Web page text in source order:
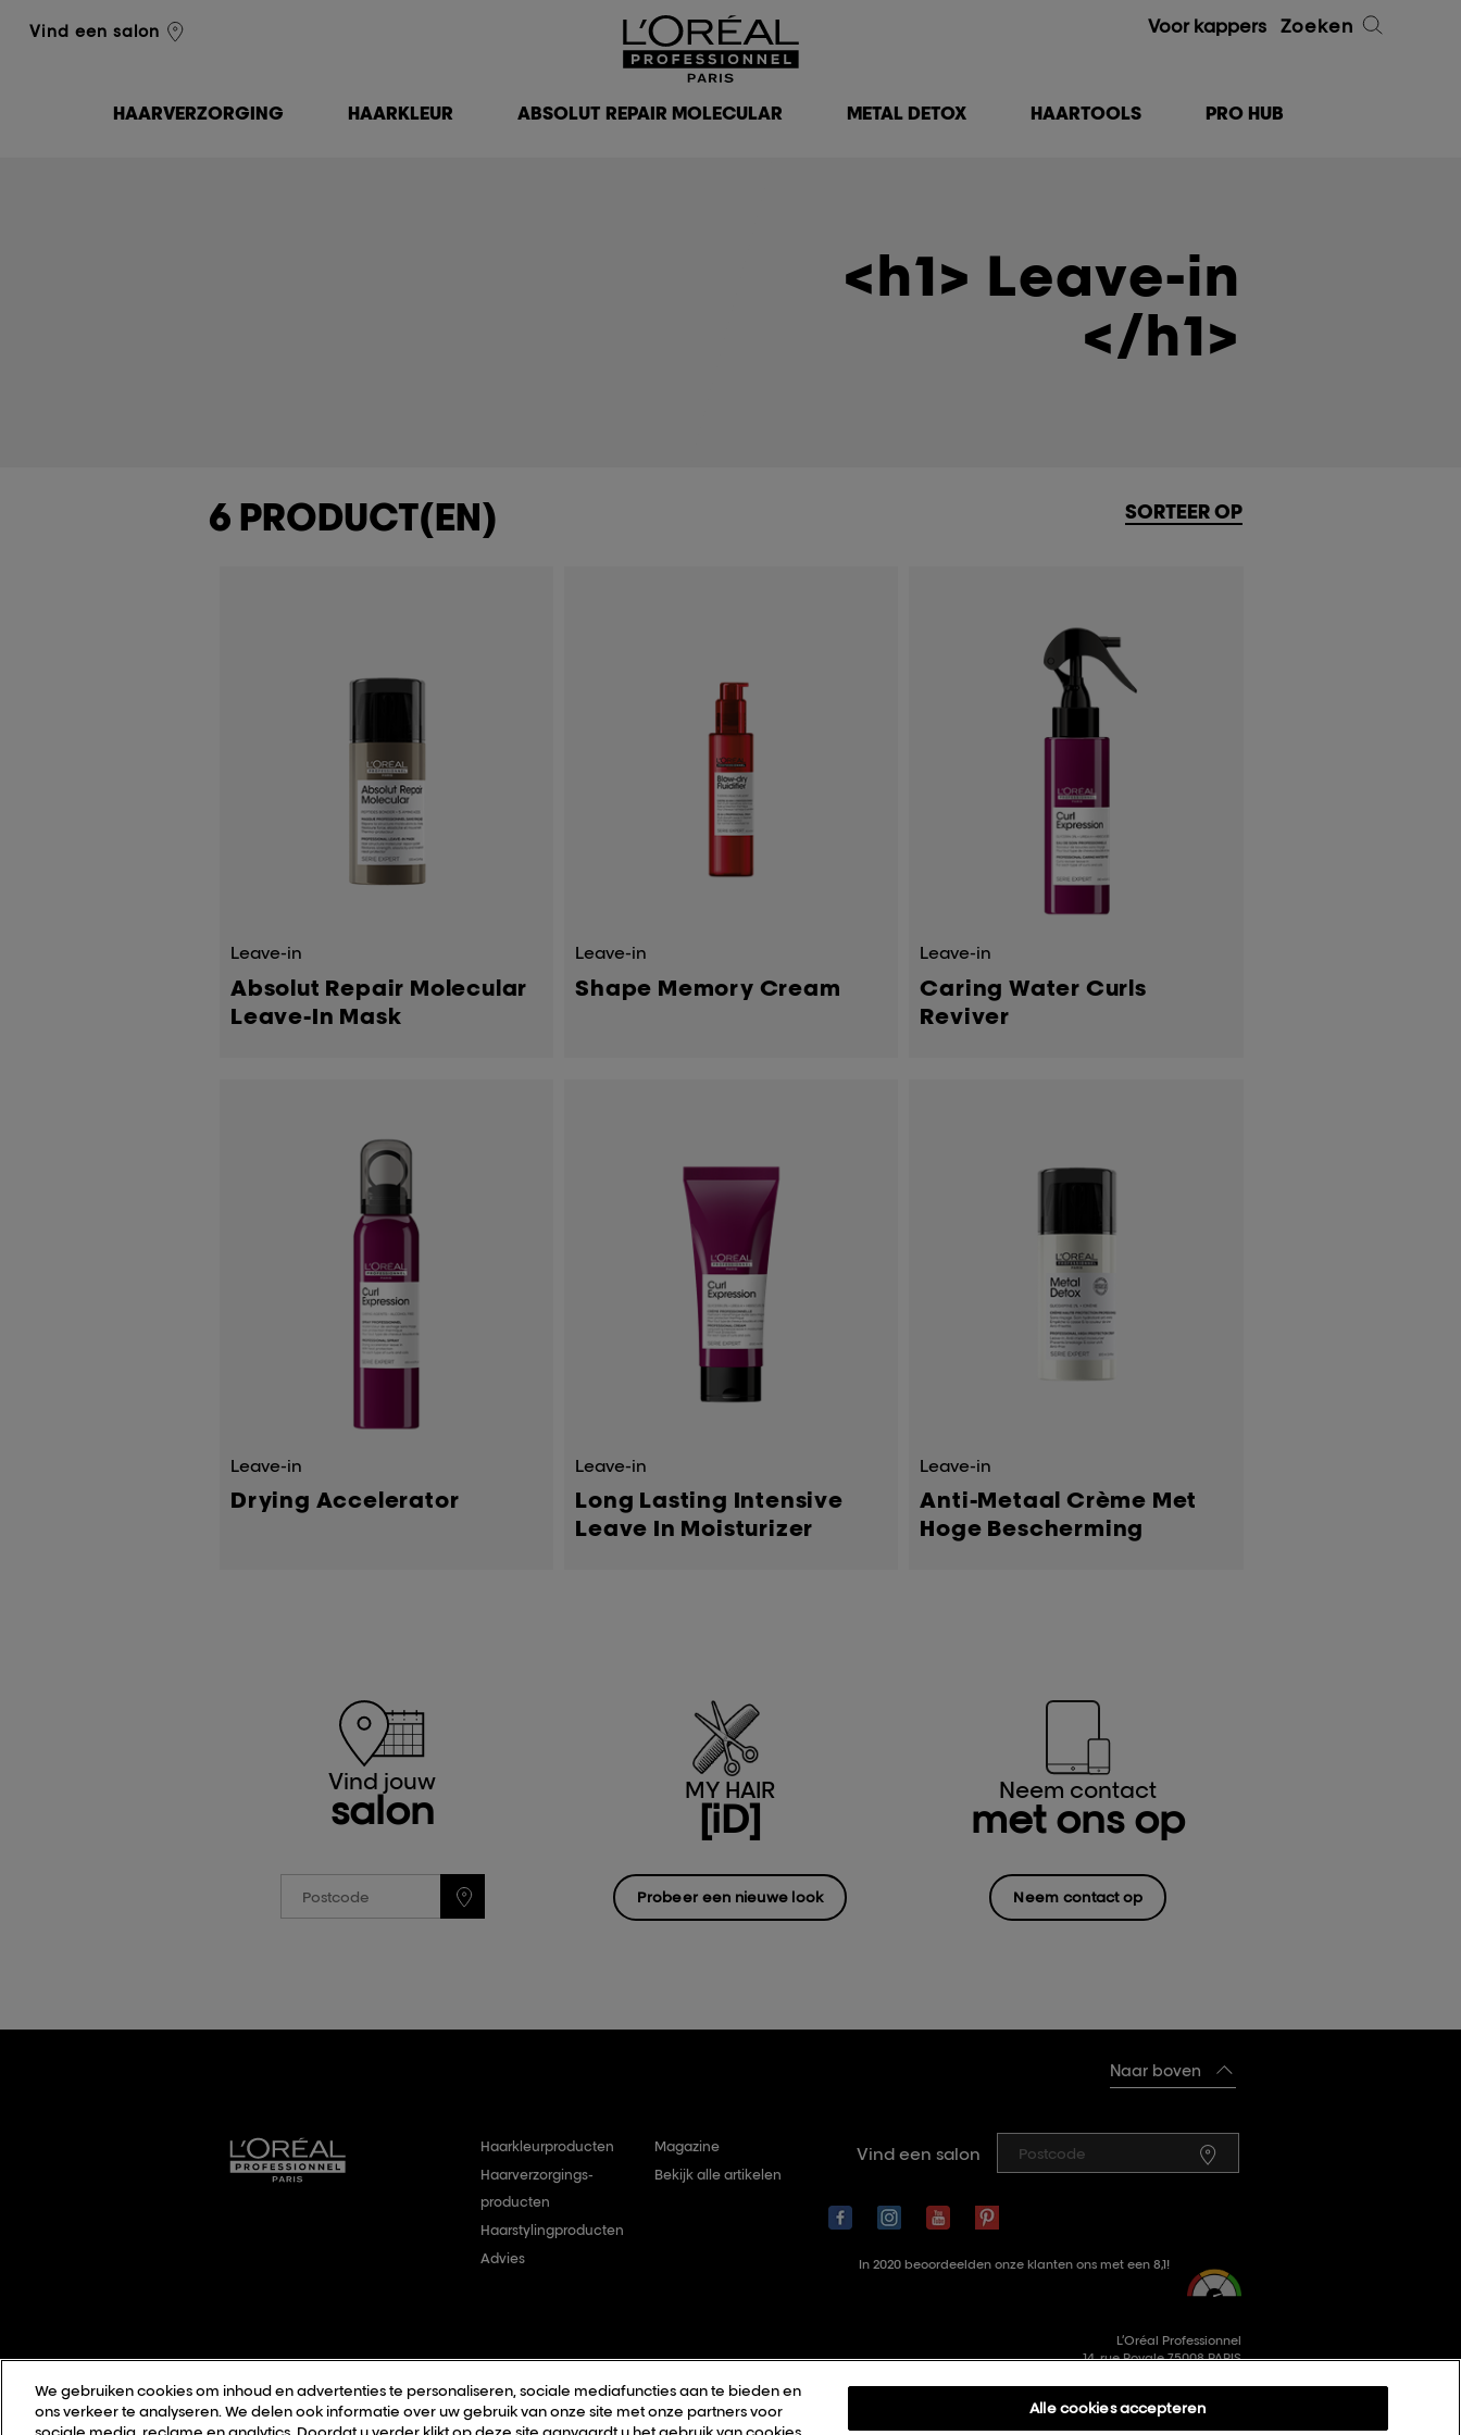
Vind een salon
L'Oréal Professionnel Voor kappers Zoeken
HAARVERZORGING HAARKLEUR ABSOLUT REPAIR MOLECULAR METAL DETOX HAARTOOLS PRO HUB
<h1> Leave-in
</h1>
6 PRODUCT(EN) SORTEER OP
Leave-in
Absolut Repair Molecular
Leave-In Mask
Leave-in
Shape Memory Cream
Leave-in
Caring Water Curls
Reviver
Leave-in
Drying Accelerator
Leave-in
Long Lasting Intensive
Leave In Moisturizer
Leave-in
Anti-Metaal Crème Met
Hoge Bescherming
Vind jouw
salon MY HAIR
[iD]
Probeer een nieuwe look
Neem contact
met ons op
Neem contact op
Haarkleurproducten
Haarverzorgings-
producten
Haarstylingproducten
Advies
Magazine
Bekijk alle artikelen
Vind een salon
In 2020 beoordeelden onze klanten ons met een 8,1!
L’Oréal Professionnel
14, rue Royale 75008 PARIS
Naar boven
We gebruiken cookies om inhoud en advertenties te personaliseren, sociale mediafuncties aan te bieden en
ons verkeer te analyseren. We delen ook informatie over uw gebruik van onze site met onze partners voor
Alle cookies accepteren